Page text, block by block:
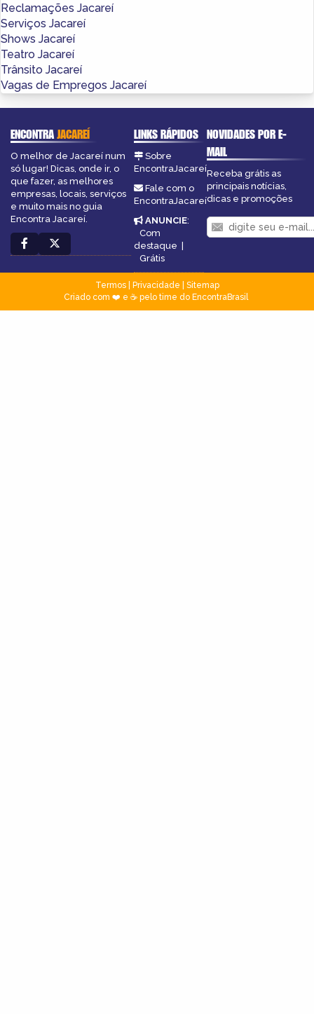
Reclamações Jacareí
Serviços Jacareí
Shows Jacareí
Teatro Jacareí
Trânsito Jacareí
Vagas de Empregos Jacareí
ENCONTRAJACAREÍ
O melhor de Jacareí num
só lugar! Dicas, onde ir, o
que fazer, as melhores
empresas, locais, serviços
e muito mais no guia
Encontra Jacareí.
LINKS RÁPIDOS
Sobre
EncontraJacareí
Fale com o
EncontraJacareí
ANUNCIE:
Com
destaque
Grátis
NOVIDADES POR E-
MAIL
Receba grátis as
principais notícias,
dicas e promoções
Termos| Privacidade
Sitemap
Criado com ❤️ e ☕ pelo time do EncontraBrasil